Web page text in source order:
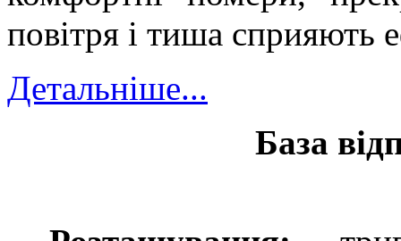
повітря і тиша сприяють
Детальніше...
База